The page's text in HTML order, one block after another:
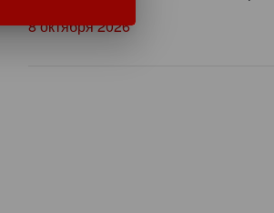
8 октября 2026